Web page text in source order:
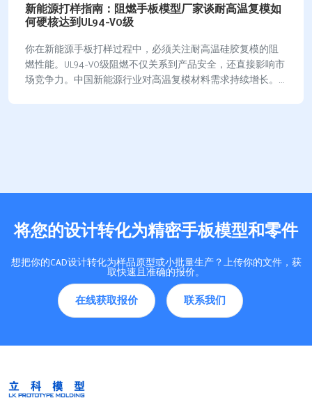
新能源打样指南：阻燃手板模型厂家谈耐高温复模如
何硬核达到UL94-V0级
你在新能源手板打样过程中，必须关注耐高温硅胶复模的阻
燃性能。UL94-V0级阻燃不仅关系到产品安全，还直接影响市
场竞争力。中国新能源行业对高温复模材料需求持续增长。
将您的设计转化为精密手板模型和零件
想把你的CAD设计转化为样品原型或小批量生产？上传你的文件，获
取快速且准确的报价。
在线获取报价 联系我们